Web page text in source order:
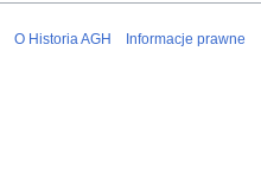
O Historia AGH Informacje prawne